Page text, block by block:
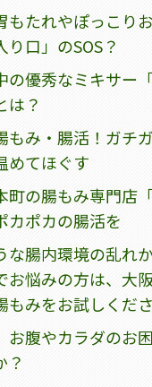
もたれやぽっこり
り口」のSOS？
の優秀なミキサー
は？
もみ・腸活！ガチ
めてほぐす
町の腸もみ専門店
カポカの腸活を
な腸内環境の乱れ
お悩みの方は、大
もみをお試しくだ
お腹やカラダのお
？